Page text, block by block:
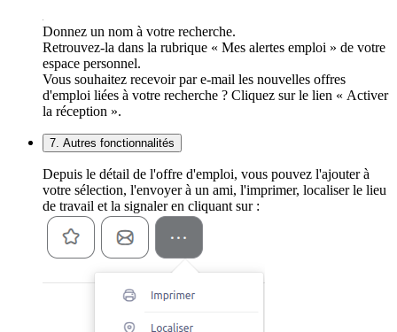
Donnez un nom à votre recherche.
Retrouvez-la dans la rubrique « Mes alertes emploi » de votre
espace personnel.
Vous souhaitez recevoir par e-mail les nouvelles offres
d'emploi liées à votre recherche ? Cliquez sur le lien « Activer
la réception ».
7. Autres fonctionnalités
Depuis le détail de l'offre d'emploi, vous pouvez l'ajouter à
votre sélection, l'envoyer à un ami, l'imprimer, localiser le lieu
de travail et la signaler en cliquant sur :